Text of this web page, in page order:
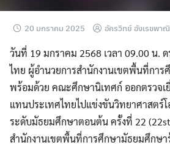
20 มกราคม 2025 อัครวิทย์ อังเรขพา
วันที่ 19 มกราคม 2568 เวลา 09.00 น.
ไทย ผู้อำนวยการสำนักงานเขตพื้นที่กา
พร้อมด้วย คณะศึกษานิเทศก์ ออกตรวจเ
แทนประเทศไทยไปแข่งขันวิทยาศาสตร์
ระดับมัธยมศึกษาตอนต้น ครั้งที่ 22 (22st
สำนักงานเขตพื้นที่การศึกษามัธยมศึกษ